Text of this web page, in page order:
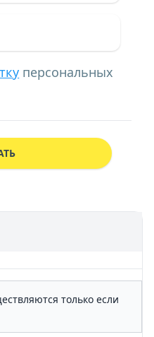
персональных
только если